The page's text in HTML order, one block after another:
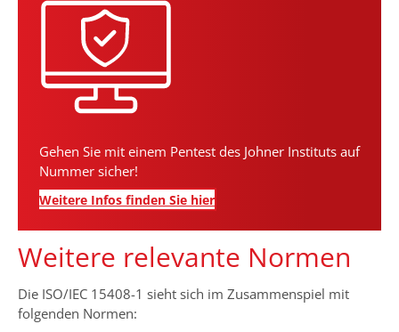
Gehen Sie mit einem Pentest des Johner Instituts auf
Nummer sicher!
Weitere Infos finden Sie hier
Weitere relevante Normen
Die ISO/IEC 15408-1 sieht sich im Zusammenspiel mit
folgenden Normen: